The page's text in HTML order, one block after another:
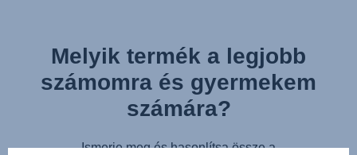
Melyik termék a legjobb
számomra és gyermekem
számára?
Ismerje meg és hasonlítsa össze a